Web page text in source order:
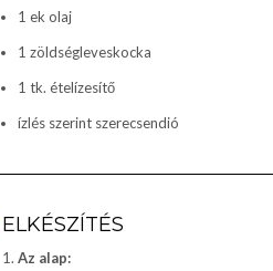
1 ek olaj
1 zöldségleveskocka
1 tk. ételízesítő
ízlés szerint szerecsendió
ELKÉSZÍTÉS
Az alap: